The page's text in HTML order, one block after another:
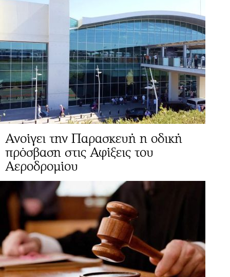
Ανοίγει την Παρασκευή η οδική
πρόσβαση στις Αφίξεις του
Αεροδρομίου